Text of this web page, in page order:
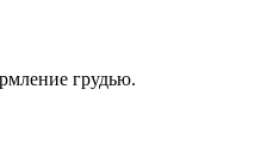
грудью.